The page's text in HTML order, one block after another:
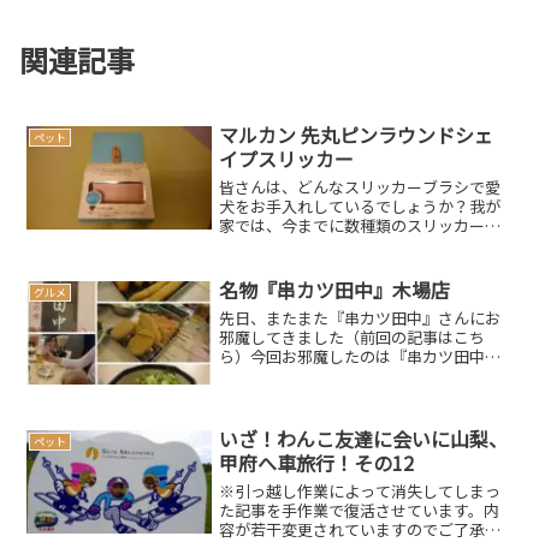
関連記事
ペット
マルカン 先丸ピンラウンドシェ
イプスリッカー
皆さんは、どんなスリッカーブラシで愛
犬をお手入れしているでしょうか？我が
家では、今までに数種類のスリッカーブ
リッカーブラシもその一つの様です。ど
うも家のわんこはピンの先...
グルメ 名物『串カツ田中』木場店
先日、またまた『串カツ田中』さんにお
邪魔してきました（前回の記事はこち
ら）今回お邪魔したのは『串カツ田中
お店です。が、最近ペット不...
ペット
いざ！わんこ友達に会いに山梨、
甲府へ車旅行！その12
※引っ越し作業によって消失してしまっ
た記事を手作業で復活させています。内
容が若干変更されていますのでご了承く